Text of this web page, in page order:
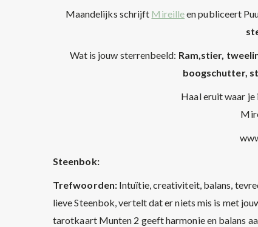
Maandelijks schrijft Mireilleen publiceert
Wat is jouw sterrenbeeld: Ram,stier,
boogschutter,
Haal eruit waar je
Steenbok:
Trefwoorden: Intuïtie, creativiteit, balans,
lieve Steenbok, vertelt dat er niets mis is met
tarotkaart Munten 2 geeft harmonie en balans